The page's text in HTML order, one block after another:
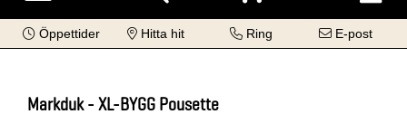
Öppettider Hitta hit Ring E-post
Markduk - XL-BYGG Pousette